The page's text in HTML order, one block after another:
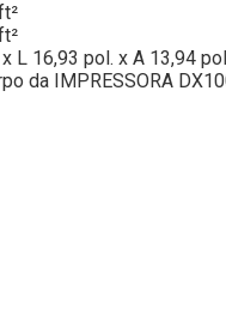
L 16,93 pol. x A 13,94
da IMPRESSORA